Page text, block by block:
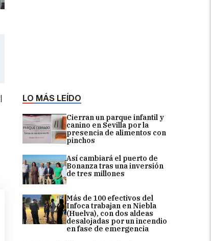
LO MÁS LEÍDO
Cierran un parque infantil y
canino en Sevilla por la
presencia de alimentos con
pinchos
Así cambiará el puerto de
Bonanza tras una inversión
de tres millones
Más de 100 efectivos del
Infoca trabajan en Niebla
(Huelva), con dos aldeas
desalojadas por un incendio
en fase de emergencia